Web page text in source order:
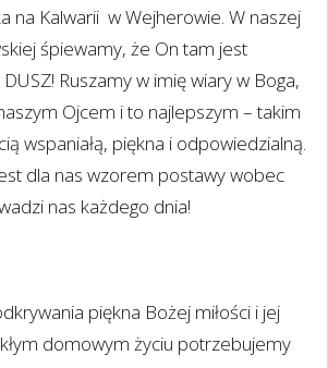
na Kalwarii w Wejherowie. W naszej
śpiewamy, że On tam jest
Ruszamy w imię wiary w Boga,
Ojcem i to najlepszym – takim
wspaniałą, piękna i odpowiedzialną.
dla nas wzorem postawy wobec
nas każdego dnia!
piękna Bożej miłości i jej
domowym życiu potrzebujemy